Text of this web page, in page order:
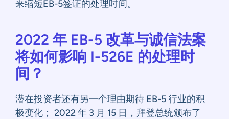
来缩短EB-5签证的处理时间。
2022 年 EB-5 改革与诚信法案
将如何影响 I-526E 的处理时
间？
潜在投资者还有另一个理由期待 EB-5 行业的积
极变化； 2022 年 3 月 15 日，拜登总统颁布了